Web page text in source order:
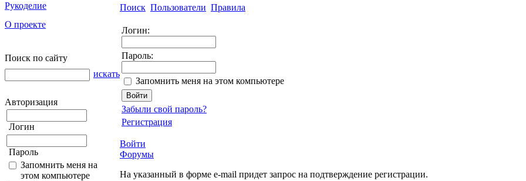
Рукоделие
О проекте
Поиск по сайту
искать
Авторизация
Логин
Пароль
Запомнить меня на
этом компьютере
Поиск Пользователи Правила
Логин:
Пароль:
Запомнить меня на этом компьютере
Забыли свой пароль?
Регистрация
Войти
Форумы
На указанный в форме e-mail придет запрос на подтверждение регистрации.